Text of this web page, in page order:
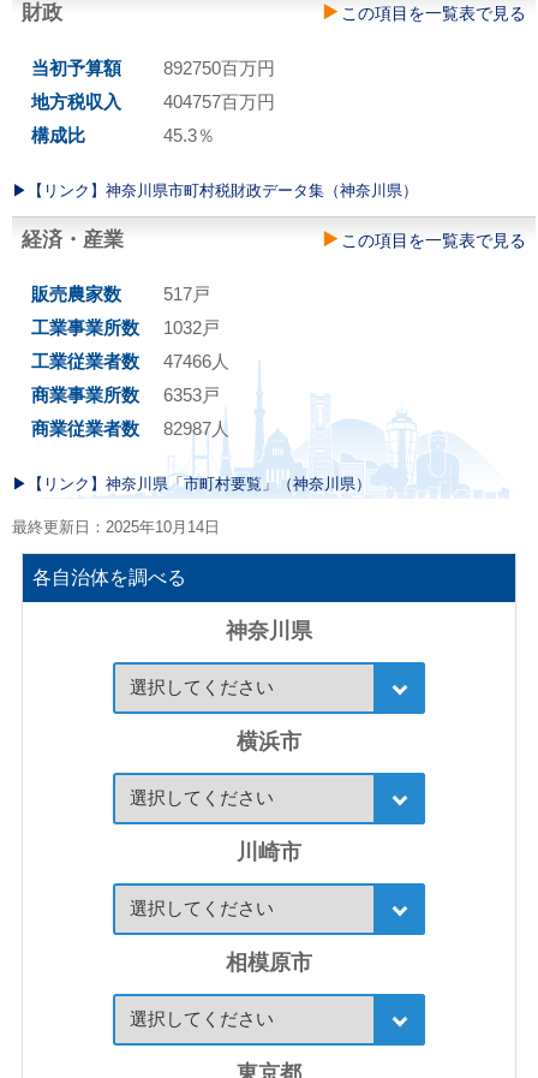
財政 この項目を一覧表で見る
当初予算額
892750百万円
地方税収入
404757百万円
構成比
45.3％
▶︎【リンク】神奈川県市町村税財政データ集（神奈川県）
経済・産業 この項目を一覧表で見る
販売農家数
517戸
工業事業所数
1032戸
工業従業者数
47466人
商業事業所数
6353戸
商業従業者数
82987人
▶︎【リンク】神奈川県「市町村要覧」（神奈川県）
最終更新日：2025年10月14日
各自治体を調べる
神奈川県
横浜市
川崎市
相模原市